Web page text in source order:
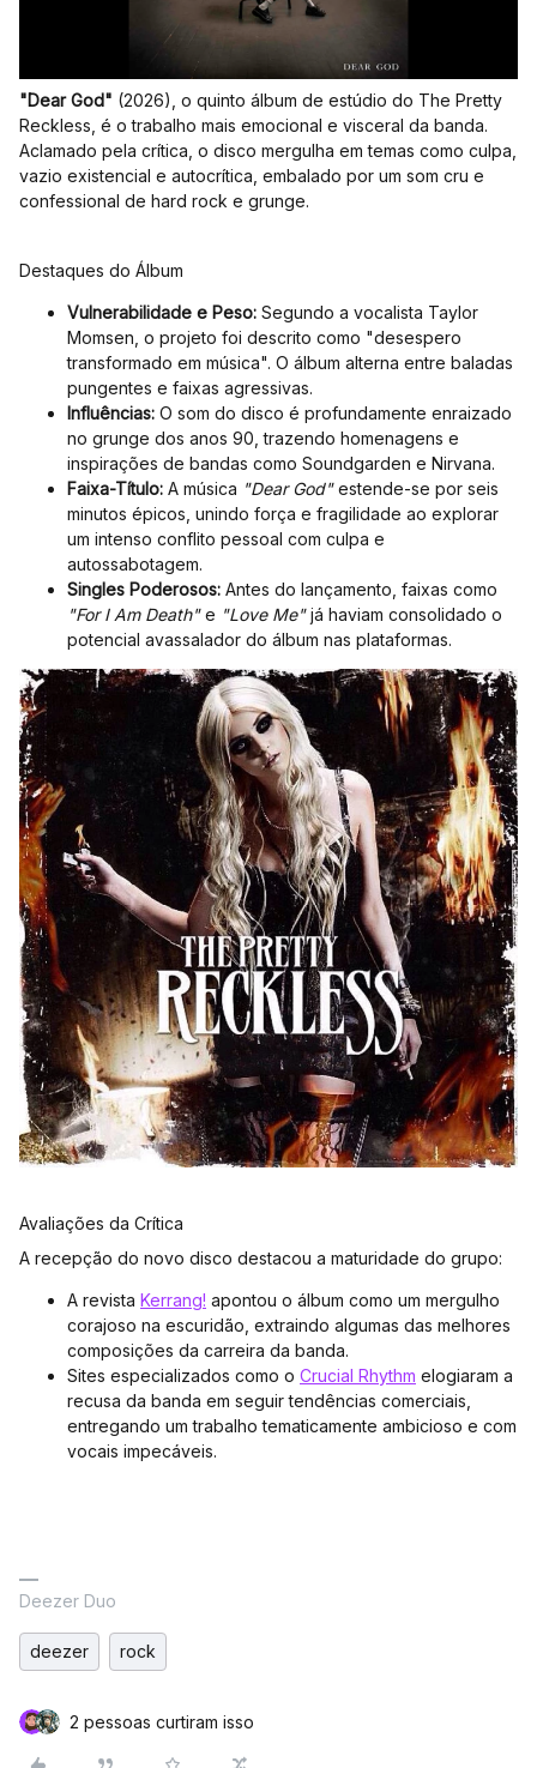
"Dear God" (2026), o quinto álbum de estúdio do The Pretty
Reckless, é o trabalho mais emocional e visceral da banda.
Aclamado pela crítica, o disco mergulha em temas como culpa,
vazio existencial e autocrítica, embalado por um som cru e
confessional de hard rock e grunge.
Destaques do Álbum
Vulnerabilidade e Peso: Segundo a vocalista Taylor
Momsen, o projeto foi descrito como "desespero
transformado em música". O álbum alterna entre baladas
pungentes e faixas agressivas.
Influências: O som do disco é profundamente enraizado
no grunge dos anos 90, trazendo homenagens e
inspirações de bandas como Soundgarden e Nirvana.
Faixa-Título: A música "Dear God"estende-se por seis
minutos épicos, unindo força e fragilidade ao explorar
um intenso conflito pessoal com culpa e
autossabotagem.
Singles Poderosos: Antes do lançamento, faixas como
"For I Am Death"e "Love Me"já haviam consolidado o
potencial avassalador do álbum nas plataformas.
Avaliações da Crítica
A recepção do novo disco destacou a maturidade do grupo:
A revista Kerrang! apontou o álbum como um mergulho
corajoso na escuridão, extraindo algumas das melhores
composições da carreira da banda.
Sites especializados como o Crucial Rhythm elogiaram a
recusa da banda em seguir tendências comerciais,
entregando um trabalho tematicamente ambicioso e com
vocais impecáveis.
Deezer Duo
deezer rock
2 pessoas curtiram isso